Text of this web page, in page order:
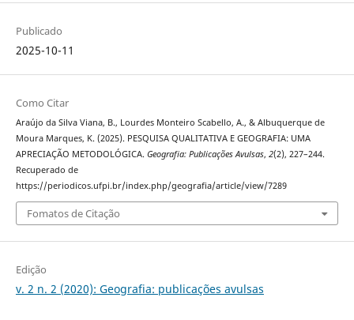
Publicado
2025-10-11
Como Citar
Araújo da Silva Viana, B., Lourdes Monteiro Scabello, A., & Albuquerque de
Moura Marques, K. (2025). PESQUISA QUALITATIVA E GEOGRAFIA: UMA
APRECIAÇÃO METODOLÓGICA. Geografia: Publicações Avulsas, 2(2), 227–244.
Recuperado de
https://periodicos.ufpi.br/index.php/geografia/article/view/7289
Fomatos de Citação
Edição
v. 2 n. 2 (2020): Geografia: publicações avulsas